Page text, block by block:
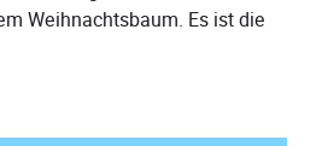
Weihnachtsbaum. Es ist die